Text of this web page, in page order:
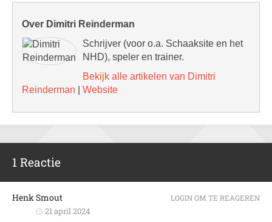
Over Dimitri Reinderman
Schrijver (voor o.a. Schaaksite en het
NHD), speler en trainer.
Bekijk alle artikelen van Dimitri
Reinderman
Website
1 Reactie
Henk Smout
21 april 2024
LOGIN OM TE REAGEREN